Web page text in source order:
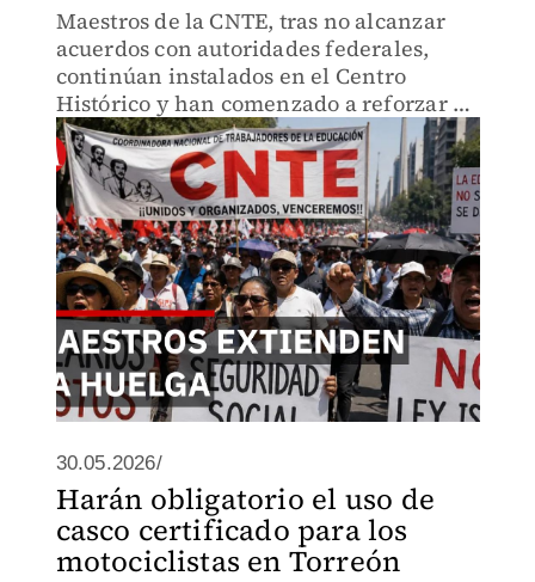
Maestros de la CNTE, tras no alcanzar
acuerdos con autoridades federales,
continúan instalados en el Centro
Histórico y han comenzado a reforzar el
plantón con la llegada de nuevos
contingentes provenientes de distintas
entidades del país.
30.05.2026/
Harán obligatorio el uso de
casco certificado para los
motociclistas en Torreón